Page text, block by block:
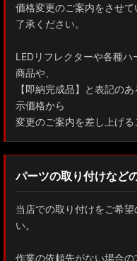
価格変更のご案内をさせ
了承ください。
LEDリフレクターや各種
商品や、
【即納完成品】と表記の
示価格から
変更のご案内を差し上げる
パーツの取り付けなど
当店での取り付けをご希
い。
作業の依頼先がない場合の